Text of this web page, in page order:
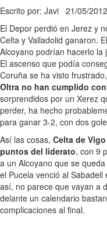
Escrito por: Javi 21/05/
El Depor perdió en Jerez y
Celta y Valladolid ganaron.
Alcoyano podrían hacerlo la
El ascenso que podía
Coruña se ha visto
Oltra no han cumplido
sorprendidos por un Xerez
perder, ha hecho
para ganar 3-2, con dos
Así las cosas, Celta de
puntos del liderato, con 9
a un Alcoyano que se
el Pucela venció al
así, no parece que vayan a
delante un calendario
complicaciones al final.